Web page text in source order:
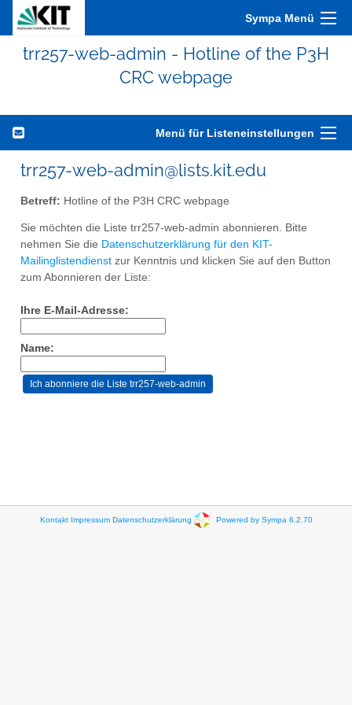
Sympa Menü
trr257-web-admin - Hotline of the P3H
CRC webpage
Menü für Listeneinstellungen
trr257-web-admin@lists.kit.edu
Betreff: Hotline of the P3H CRC webpage
Sie möchten die Liste trr257-web-admin abonnieren. Bitte
nehmen Sie die Datenschutzerklärung für den KIT-
Mailinglistendienst zur Kenntnis und klicken Sie auf den Button
zum Abonnieren der Liste:
Ihre E-Mail-Adresse:
Name:
Kontakt Impressum Datenschutzerklärung Powered by Sympa 6.2.70